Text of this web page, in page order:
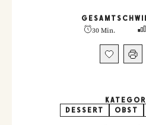
GESAMT
30 Min.
DESSERT
OBST